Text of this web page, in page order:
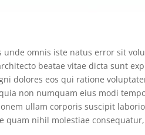
unde omnis iste natus error sit
beatae vitae dicta sunt
dolores eos qui ratione
non numquam eius modi
ullam corporis suscipit
quam nihil molestiae